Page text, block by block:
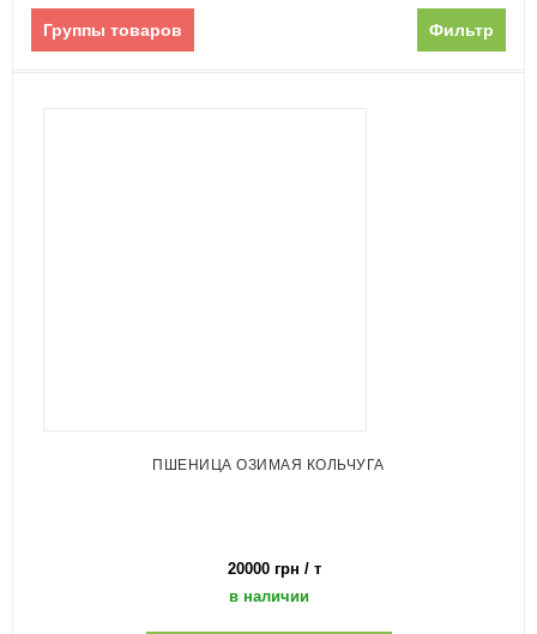
Группы товаров Фильтр
ПШЕНИЦА ОЗИМАЯ КОЛЬЧУГА
20000 грн / т
в наличии